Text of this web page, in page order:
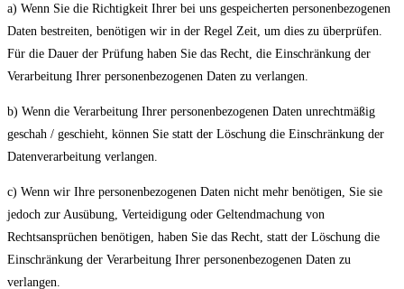
a) Wenn Sie die Richtigkeit Ihrer bei uns gespeicherten personenbezogenen
Daten bestreiten, benötigen wir in der Regel Zeit, um dies zu überprüfen.
Für die Dauer der Prüfung haben Sie das Recht, die Einschränkung der
Verarbeitung Ihrer personenbezogenen Daten zu verlangen.
b) Wenn die Verarbeitung Ihrer personenbezogenen Daten unrechtmäßig
geschah / geschieht, können Sie statt der Löschung die Einschränkung der
Datenverarbeitung verlangen.
c) Wenn wir Ihre personenbezogenen Daten nicht mehr benötigen, Sie sie
jedoch zur Ausübung, Verteidigung oder Geltendmachung von
Rechtsansprüchen benötigen, haben Sie das Recht, statt der Löschung die
Einschränkung der Verarbeitung Ihrer personenbezogenen Daten zu
verlangen.